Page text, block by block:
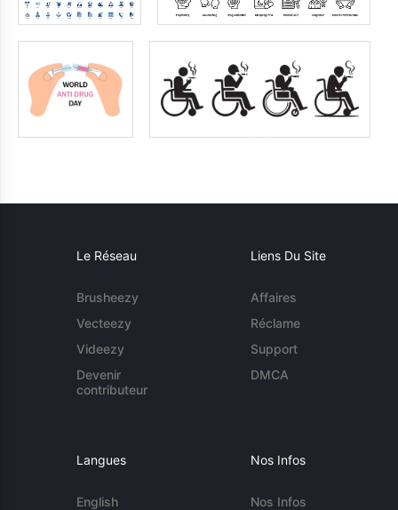
Le Réseau
Brusheezy
Vecteezy
Videezy
Devenir
contributeur
Liens Du Site
Affaires
Réclame
Support
DMCA
Langues
English
Nos Infos
Nos Infos